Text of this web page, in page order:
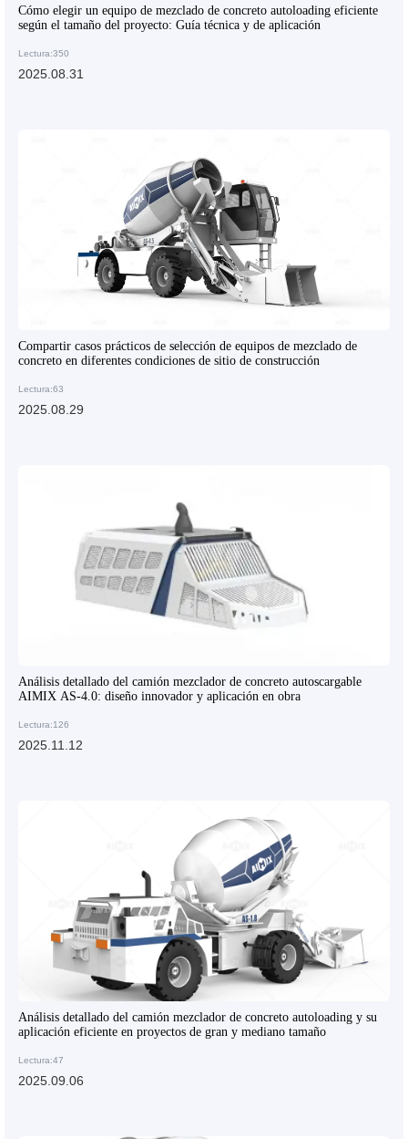
Cómo elegir un equipo de mezclado de concreto autoloading eficiente
según el tamaño del proyecto: Guía técnica y de aplicación
Lectura:350
2025.08.31
Compartir casos prácticos de selección de equipos de mezclado de
concreto en diferentes condiciones de sitio de construcción
Lectura:63
2025.08.29
Análisis detallado del camión mezclador de concreto autoscargable
AIMIX AS-4.0: diseño innovador y aplicación en obra
Lectura:126
2025.11.12
Análisis detallado del camión mezclador de concreto autoloading y su
aplicación eficiente en proyectos de gran y mediano tamaño
Lectura:47
2025.09.06